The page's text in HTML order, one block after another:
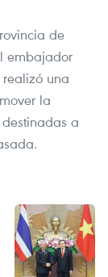
de
embajador
una
la
a